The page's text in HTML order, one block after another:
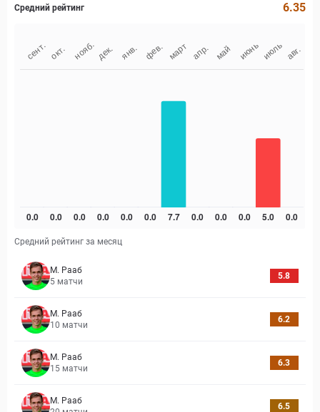
Средний рейтинг 6.35
Средний рейтинг за месяц
М. Рааб
5 матчи
5.8
М. Рааб
10 матчи
6.2
М. Рааб
15 матчи
6.3
М. Рааб
6.5